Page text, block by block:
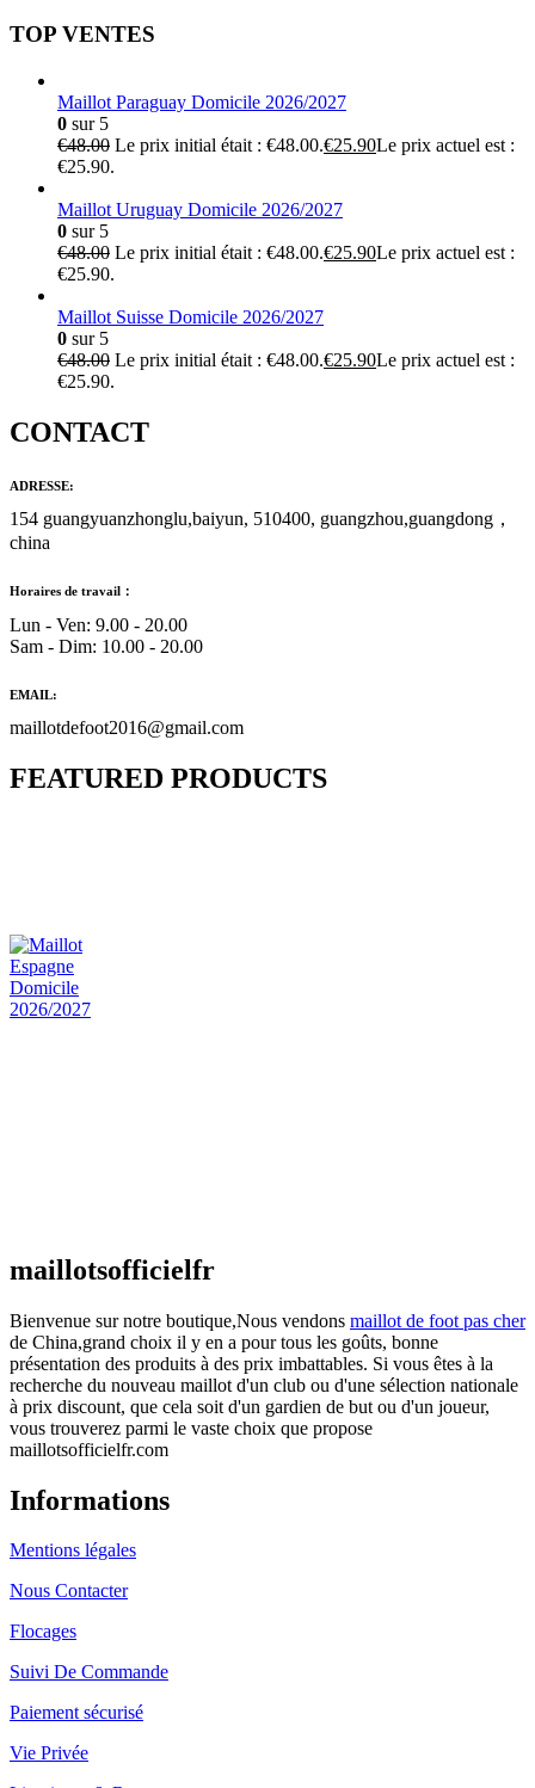
TOP VENTES
Maillot Paraguay Domicile 2026/2027
0 sur 5
€48.00 Le prix initial était : €48.00.€25.90Le prix actuel est :
€25.90.
Maillot Uruguay Domicile 2026/2027
0 sur 5
€48.00 Le prix initial était : €48.00.€25.90Le prix actuel est :
€25.90.
Maillot Suisse Domicile 2026/2027
0 sur 5
€48.00 Le prix initial était : €48.00.€25.90Le prix actuel est :
€25.90.
CONTACT
ADRESSE:
154 guangyuanzhonglu,baiyun, 510400, guangzhou,guangdong，
china
Horaires de travail：
Lun - Ven: 9.00 - 20.00
Sam - Dim: 10.00 - 20.00
EMAIL:
maillotdefoot2016@gmail.com
FEATURED PRODUCTS
maillotsofficielfr
Bienvenue sur notre boutique,Nous vendons maillot de foot pas cher
de China,grand choix il y en a pour tous les goûts, bonne
présentation des produits à des prix imbattables. Si vous êtes à la
recherche du nouveau maillot d'un club ou d'une sélection nationale
à prix discount, que cela soit d'un gardien de but ou d'un joueur,
vous trouverez parmi le vaste choix que propose
maillotsofficielfr.com
Informations
Mentions légales
Nous Contacter
Flocages
Suivi De Commande
Paiement sécurisé
Vie Privée